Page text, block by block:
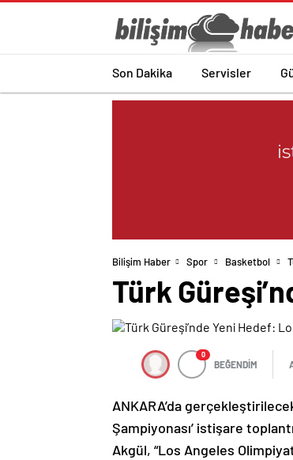
Son Dakika Servisler
Bilişim Haber Spor Basketbol
Türk
0
BEĞENDİM
ANKARA’da
Şampiyonası’ istişare
Akgül, “Los Angeles